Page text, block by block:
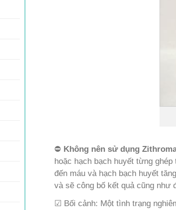
⛔ Không nên sử dụng
hoặc hạch bạch huyết từng
đến máu và hạch bạch huyết
và sẽ công bố kết quả cũng như
☑ Bối cảnh: Một tình trạng